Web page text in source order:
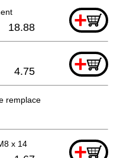
+
18.88
+
4.75
remplacement
x 14 +